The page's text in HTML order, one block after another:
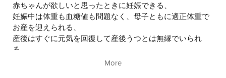
赤ちゃんが欲しいと思ったときに妊娠できる、
妊娠中は体重も血糖値も問題なく、母子ともに適正体重で
お産を迎えられる、
産後はすぐに元気を回復して産後うつとは無縁でいられ
る、
赤ちゃんはいつもご機嫌で夜泣きもなく、体と知能の発達
More